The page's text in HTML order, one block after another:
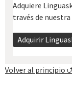
Adquiere
través de
Adquirir
Volver al principio ⮍